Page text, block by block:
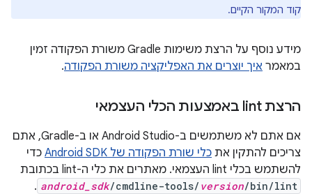
קוד המקור הקיים.
מידע נוסף על הרצת משימות Gradle משורת הפקודה זמין
במאמר איך יוצרים את האפליקציה משורת הפקודה.
הרצת lint באמצעות הכלי העצמאי
אם אתם לא משתמשים ב-Android Studio או ב-Gradle, אתם
צריכים להתקין את כלי שורת הפקודה של Android SDK
כדי
להשתמש בכלי lint העצמאי. מאתרים את כלי ה-lint בכתובת
android_sdk/cmdline-tools/ version/bin/lint
.